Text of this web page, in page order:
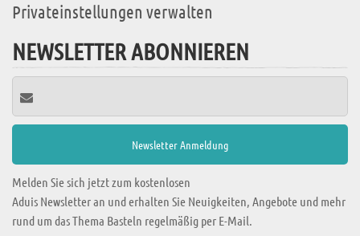
Privateinstellungen verwalten
NEWSLETTER ABONNIEREN
Melden Sie sich jetzt zum kostenlosen
Aduis Newsletter an und erhalten Sie Neuigkeiten, Angebote und mehr
rund um das Thema Basteln regelmäßig per E-Mail.